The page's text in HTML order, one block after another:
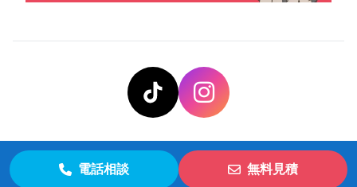
電話相談 無料見積
© 株式会社井手解体実業 All Rights Reserved.